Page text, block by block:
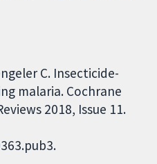
C. Insecticide-
malaria. Cochrane
2018, Issue 11.